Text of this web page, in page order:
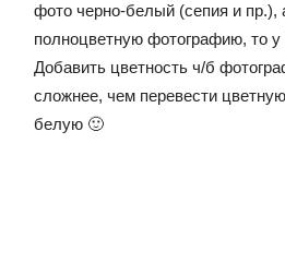
фото черно-белый (сепия и
полноцветную фотографию, то у
Добавить цветность ч/б
сложнее, чем перевести
белую 🙂